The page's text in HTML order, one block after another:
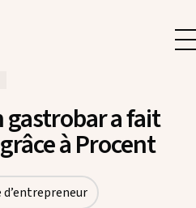
a fait
à Procent